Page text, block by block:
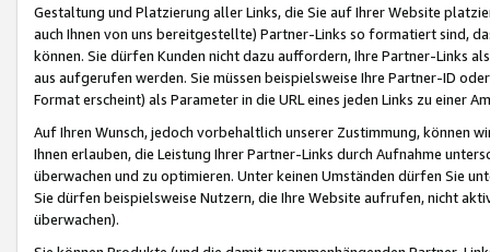
Gestaltung und Platzierung aller Links, die Sie auf Ihrer Website
auch Ihnen von uns bereitgestellte) Partner-Links so formatiert sind,
können. Sie dürfen Kunden nicht dazu auffordern, Ihre Partner-Links
aus aufgerufen werden. Sie müssen beispielsweise Ihre Partner-ID
Format erscheint) als Parameter in die URL eines jeden Links zu einer
Auf Ihren Wunsch, jedoch vorbehaltlich unserer Zustimmung, können
Ihnen erlauben, die Leistung Ihrer Partner-Links durch Aufnahme
überwachen und zu optimieren. Unter keinen Umständen dürfen Sie
Sie dürfen beispielsweise Nutzern, die Ihre Website aufrufen, nicht
überwachen).